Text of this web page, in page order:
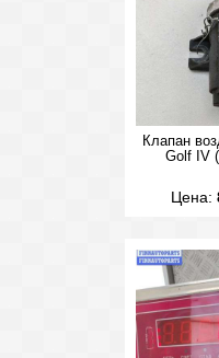
Клапан
Golf IV
Цена: